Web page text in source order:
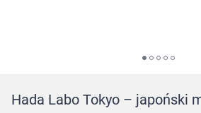
Hada Labo Tokyo – japoński